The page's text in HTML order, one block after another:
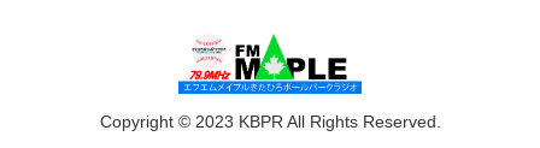
Copyright © 2023 KBPR All Rights Reserved.